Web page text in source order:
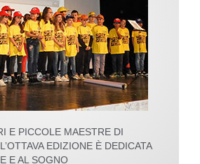
E PICCOLE MAESTRE DI
EDIZIONE È DEDICATA
E AL SOGNO